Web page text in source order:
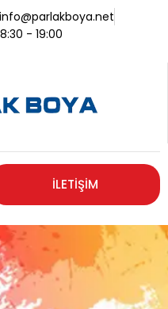
info@parlakboya.net
- 19:00
İLETİŞİM